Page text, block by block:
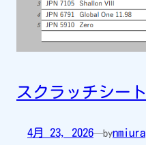
スクラッチシート
4月 23, 2026—bynmiura